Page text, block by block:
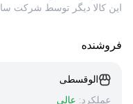
این کالا دیگر توسط شرکت
فروشنده
الوقسطی
عملکرد: عالی